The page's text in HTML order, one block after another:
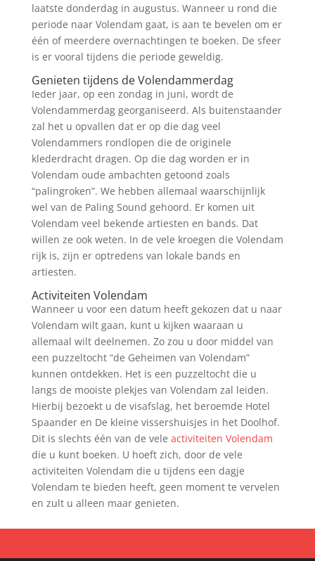
laatste donderdag in augustus. Wanneer u rond die
periode naar Volendam gaat, is aan te bevelen om er
één of meerdere overnachtingen te boeken. De sfeer
is er vooral tijdens die periode geweldig.
Genieten tijdens de Volendammerdag
Ieder jaar, op een zondag in juni, wordt de
Volendammerdag georganiseerd. Als buitenstaander
zal het u opvallen dat er op die dag veel
Volendammers rondlopen die de originele
klederdracht dragen. Op die dag worden er in
Volendam oude ambachten getoond zoals
“palingroken”. We hebben allemaal waarschijnlijk
wel van de Paling Sound gehoord. Er komen uit
Volendam veel bekende artiesten en bands. Dat
willen ze ook weten. In de vele kroegen die Volendam
rijk is, zijn er optredens van lokale bands en
artiesten.
Activiteiten Volendam
Wanneer u voor een datum heeft gekozen dat u naar
Volendam wilt gaan, kunt u kijken waaraan u
allemaal wilt deelnemen. Zo zou u door middel van
een puzzeltocht “de Geheimen van Volendam”
kunnen ontdekken. Het is een puzzeltocht die u
langs de mooiste plekjes van Volendam zal leiden.
Hierbij bezoekt u de visafslag, het beroemde Hotel
Spaander en De kleine vissershuisjes in het Doolhof.
Dit is slechts één van de vele activiteiten Volendam
die u kunt boeken. U hoeft zich, door de vele
activiteiten Volendam die u tijdens een dagje
Volendam te bieden heeft, geen moment te vervelen
en zult u alleen maar genieten.